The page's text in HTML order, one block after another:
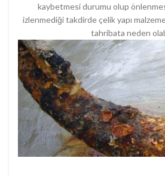
kaybetmesi durumu olup
izlenmediği takdirde çelik yapı
tahribata neden